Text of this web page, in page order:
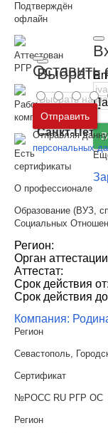
Выбрать
Москва и
Санкт-
Подтверждён
офлайн
Аттестован
РГР
Работает в
компании РГР
Есть
сертификаты
О профессионале
Образование (ВУЗ,
Социальных
Регион:
Орган
Аттестат:
Срок действия от:
Срок действия
Компания:
Регион
Севастополь,
Сертификат
№РОСС RU РГР ОС
Регион
Оставить
Отправить
Отправляя
персональных